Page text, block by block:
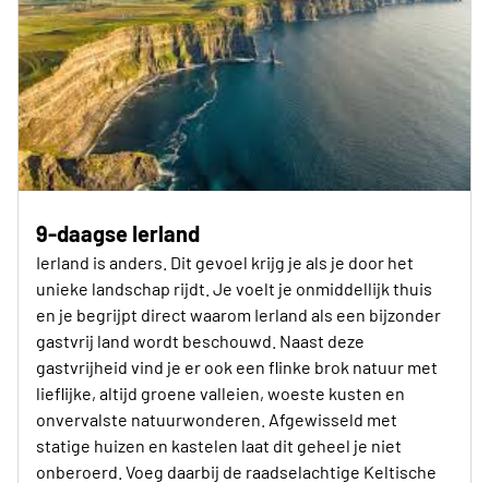
9-daagse Ierland
Ierland is anders. Dit gevoel krijg je als je door het
unieke landschap rijdt. Je voelt je onmiddellijk thuis
en je begrijpt direct waarom Ierland als een bijzonder
gastvrij land wordt beschouwd. Naast deze
gastvrijheid vind je er ook een flinke brok natuur met
lieflijke, altijd groene valleien, woeste kusten en
onvervalste natuurwonderen. Afgewisseld met
statige huizen en kastelen laat dit geheel je niet
onberoerd. Voeg daarbij de raadselachtige Keltische